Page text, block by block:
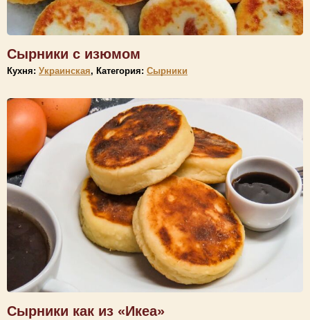
Сырники с изюмом
Кухня: Украинская, Категория: Сырники
Сырники как из «Икеа»